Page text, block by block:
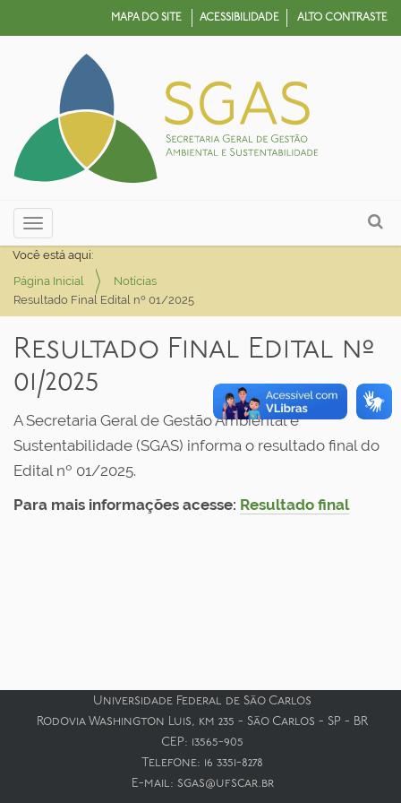
MAPA DO SITE ACESSIBILIDADE ALTO CONTRASTE
Busca
Busca Avançada…
g
Toggle navigation
Você está aqui:
Página Inicial
Notícias
Resultado Final Edital nº 01/2025
Resultado Final Edital nº
01/2025
A Secretaria Geral de Gestão Ambiental e
Sustentabilidade (SGAS) informa o resultado final do
Edital nº 01/2025.
Para mais informações acesse: Resultado final
Universidade Federal de São Carlos
Rodovia Washington Luis, km 235 - São Carlos - SP - BR
CEP: 13565-905
Telefone: 16 3351-8278
E-mail: sgas@ufscar.br